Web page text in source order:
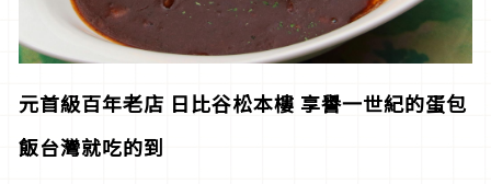
元首級百年老店 日比谷松本樓 享譽一世紀的蛋包
飯台灣就吃的到